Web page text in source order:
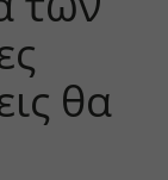
θα